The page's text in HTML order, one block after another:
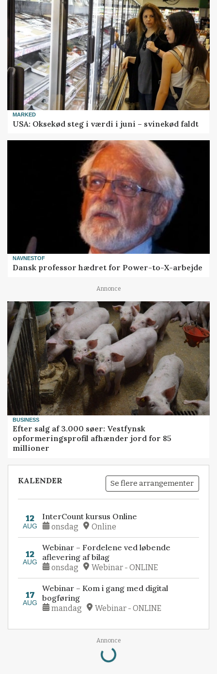
MARKED
USA: Oksekød steg i værdi i juni – svinekød faldt
NAVNESTOF
Dansk professor hædret for Power-to-X-arbejde
Annonce
BUSINESS
Efter salg af 3.000 søer: Vestfynsk
opformeringsprofil afhænder jord for 85
millioner
KALENDER Se flere arrangementer
12
AUG
InterCount kursus Online
onsdag Online
12
AUG
Webinar – Fordelene ved løbende
aflevering af bilag
onsdag Webinar - ONLINE
17
AUG
Webinar – Kom i gang med digital
bogføring
mandag Webinar - ONLINE
Annonce
Loading...